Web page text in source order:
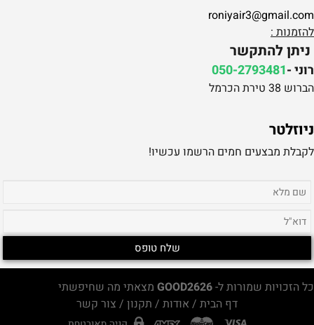
roniyair3@gmail.com
להזמנות :
ניתן להתקשר
רוני -050-2793481
הברוש 38 טירת הכרמל
ניוזלטר
לקבלת מבצעים חמים הרשמו עכשיו!
כל הזכויות שמורות ל-GOOD2626 מצאתי מה שחיפשתי
דף הבית / אודות / תקנון / צור קשר